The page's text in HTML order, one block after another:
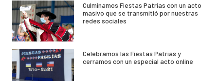
Culminamos Fiestas Patrias con un acto
masivo que se transmitió por nuestras
redes sociales
Celebramos las Fiestas Patrias y
cerramos con un especial acto online